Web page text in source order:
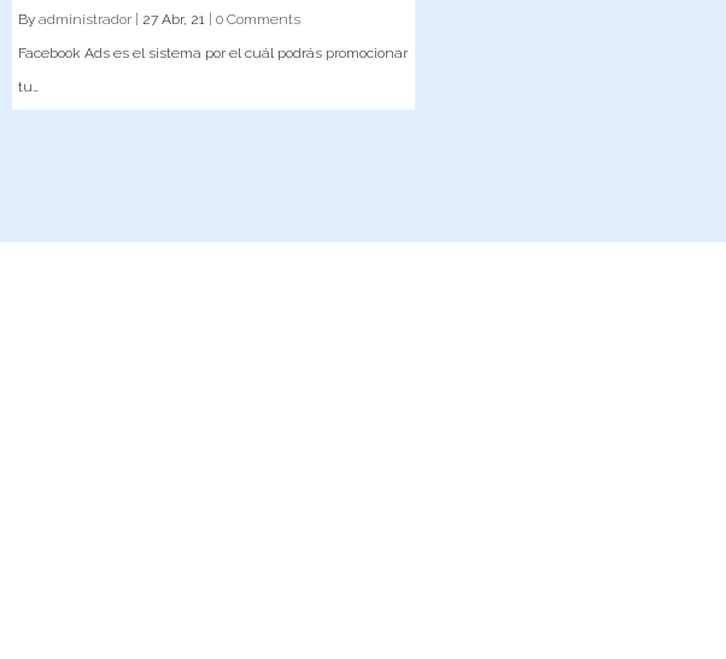
By administrador 27 Abr, 21
0 Comments
Facebook Ads es el sistema por el cuál podrás promocionar
tu…